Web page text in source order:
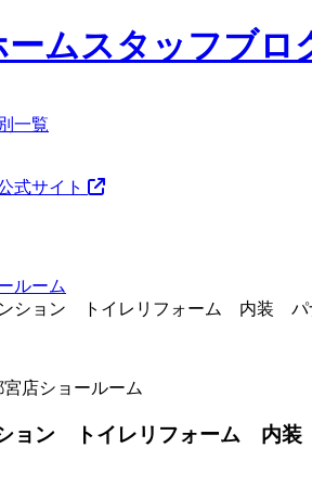
一覧
式サイト
ルーム
ション トイレリフォーム 内装 パ
宮店ショールーム
ョン トイレリフォーム 内装